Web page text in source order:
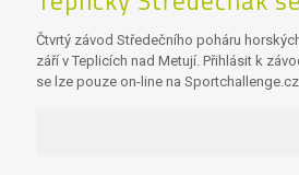
Čtvrtý závod Středečního poháru
září v Teplicích nad Metují. Přihlásit k
se lze pouze on-line na